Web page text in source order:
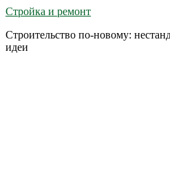
Стройка и ремонт
Строительство по-новому:
идеи